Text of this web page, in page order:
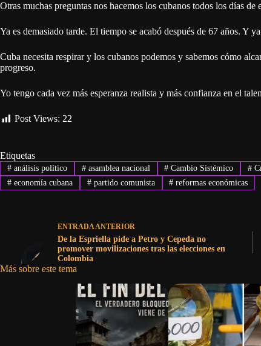
Otras muchas preguntas nos hacemos los cubanos todos los días de
Ya es demasiado tarde. El tiempo se acabó después de 67 años. Y
Cuba necesita respirar y los cubanos podemos y sabemos cómo
progreso.
Yo tengo cada vez más esperanza realista y más confianza en el
Post Views: 22
Etiquetas
#análisis político #asamblea nacional # Cambio Sistémico #
#economía cubana #partido comunista # reformas económicas
ENTRADAANTERIOR
De la Espriella pide a Petro y Cepeda no
promover movilizaciones tras las elecciones en
Colombia
Más sobre este tema